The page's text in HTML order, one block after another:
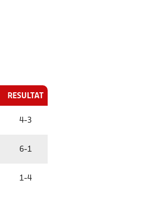
RESULTAT
4-3
6-1
1-4